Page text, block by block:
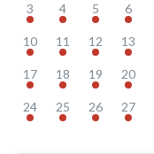
3 4 5 6
10 11 12 13
17 18 19 20
24 25 26 27